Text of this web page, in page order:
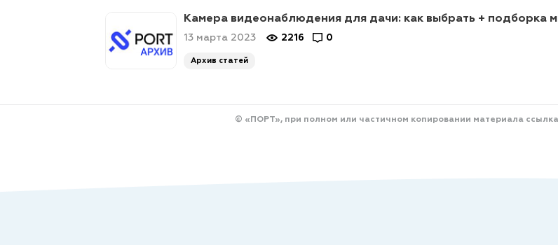
Камера видеонаблюдения для дачи: как выбрать + подборка
13 марта 2023 2216 0
Архив статей
© «ПОРТ», при полном или частичном копировании материала